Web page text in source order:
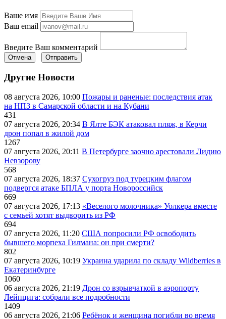
Ваше имя
Ваш email
Введите Ваш комментарий
Отмена Отправить
Другие Новости
08 августа 2026, 10:00 Пожары и раненые: последствия атак
на НПЗ в Самарской области и на Кубани
431
07 августа 2026, 20:34 В Ялте БЭК атаковал пляж, в Керчи
дрон попал в жилой дом
1267
07 августа 2026, 20:11 В Петербурге заочно арестовали Лидию
Невзорову
568
07 августа 2026, 18:37 Сухогруз под турецким флагом
подвергся атаке БПЛА у порта Новороссийск
669
07 августа 2026, 17:13 «Веселого молочника» Уолкера вместе
с семьей хотят выдворить из РФ
694
07 августа 2026, 11:20 США попросили РФ освободить
бывшего морпеха Гилмана: он при смерти?
802
07 августа 2026, 10:19 Украина ударила по складу Wildberries в
Екатеринбурге
1060
06 августа 2026, 21:19 Дрон со взрывчаткой в аэропорту
Лейпцига: собрали все подробности
1409
06 августа 2026, 21:06 Ребёнок и женщина погибли во время